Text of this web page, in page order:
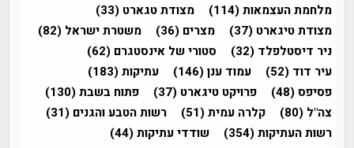
מלחמת העצמאות(114) מצודת טגארט (33)
מצודת טיגארט (37) מצרים (36) משטרת ישראל (82)
ניר דיסטלפלד (32) סטורי של אינסטגרם (62)
עיר דוד (52) עמוד ענן(146) עתיקות(183)
פסיפס(48) פרויקט טיגארט (37) פתוח בשבת(130)
צה"ל (80) קלרה עמית(51) רשות הטבע והגנים (31)
רשות העתיקות(354) שודדי עתיקות(44)